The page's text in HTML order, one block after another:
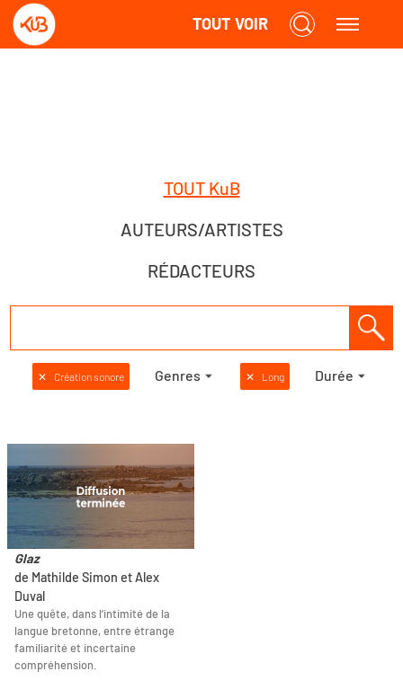
TOUT VOIR
TOUT KuB
AUTEURS/ARTISTES
RÉDACTEURS
✕ Création sonore Genres ✕ Long Durée
Glaz
de Mathilde Simon et Alex
Duval
Une quête, dans l’intimité de la
langue bretonne, entre étrange
familiarité et incertaine
compréhension.